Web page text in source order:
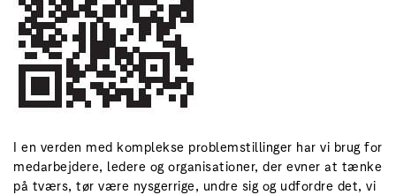
I en verden med komplekse problemstillinger har vi brug for
medarbejdere, ledere og organisationer, der evner at tænke
på tværs, tør være nysgerrige, undre sig og udfordre det, vi